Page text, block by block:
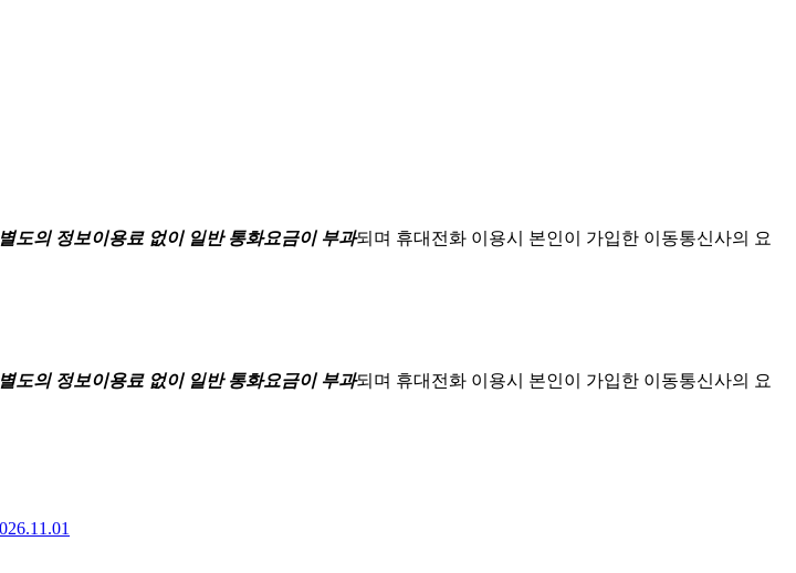
별도의 정보이용료 없이 일반 통화요금이 부과되며 휴대전화 이용시 본인이 가입한 이동통신사의 요
별도의 정보이용료 없이 일반 통화요금이 부과되며 휴대전화 이용시 본인이 가입한 이동통신사의 요